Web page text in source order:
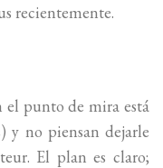
recientemente.
el punto de mira está
y no piensan dejarle
El plan es claro;